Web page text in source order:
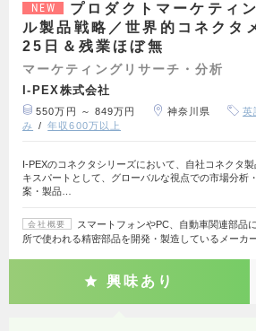
NEW
プロダクトマーケティ
ル製品戦略／世界的コネクタ
25日＆残業ほぼ無
マーケティングリサーチ・分析
I-PEX株式会社
550万円 ～ 849万円 神奈川県 英
み
年収600万以上
I-PEXのコネクタシリーズにおいて、自社コネクタ製
キスパートとして、グローバルな視点での市場分析
案・製品…
会社概要
スマートフォンやPC、自動車関連部品
所で使われる精密部品を開発・製造しているメーカ
興味あり